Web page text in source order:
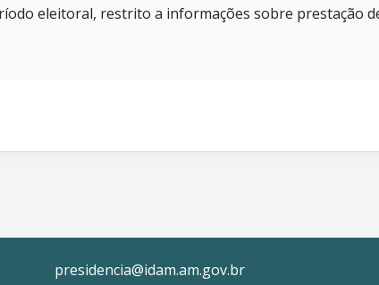
eleitoral, restrito a informações sobre prestação
presidencia@idam.am.gov.br